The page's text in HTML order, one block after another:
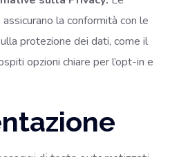
la conformità con le
protezione dei dati, come il
opzioni chiare per l’opt-in e